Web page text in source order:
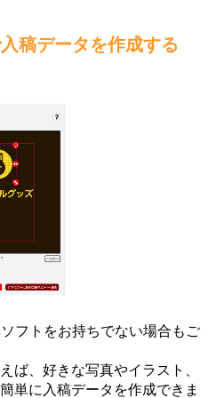
稿データを作成する
フトをお持ちでない場合もご
ば、好きな写真やイラスト、
単に入稿データを作成できま